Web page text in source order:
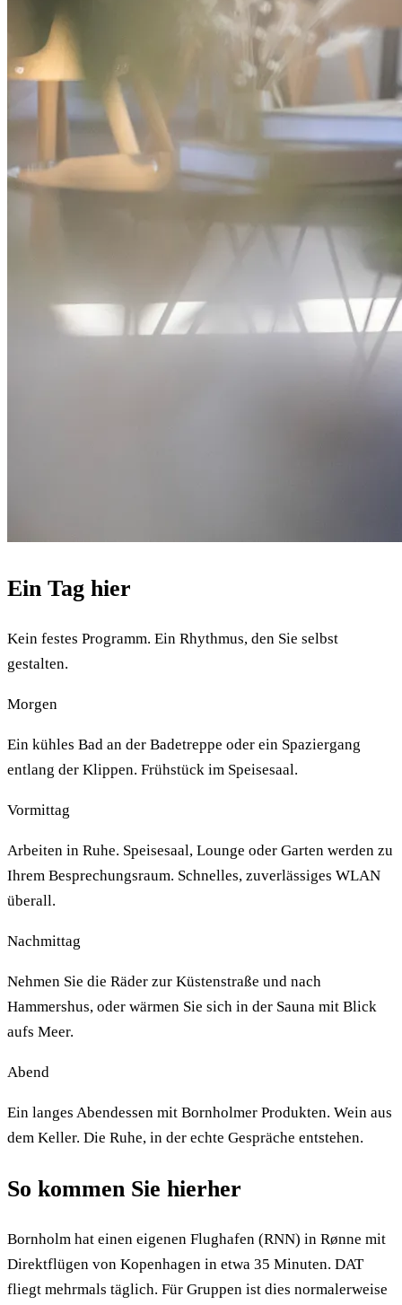
Ein Tag hier
Kein festes Programm. Ein Rhythmus, den Sie selbst
gestalten.
Morgen
Ein kühles Bad an der Badetreppe oder ein Spaziergang
entlang der Klippen. Frühstück im Speisesaal.
Vormittag
Arbeiten in Ruhe. Speisesaal, Lounge oder Garten werden zu
Ihrem Besprechungsraum. Schnelles, zuverlässiges WLAN
überall.
Nachmittag
Nehmen Sie die Räder zur Küstenstraße und nach
Hammershus, oder wärmen Sie sich in der Sauna mit Blick
aufs Meer.
Abend
Ein langes Abendessen mit Bornholmer Produkten. Wein aus
dem Keller. Die Ruhe, in der echte Gespräche entstehen.
So kommen Sie hierher
Bornholm hat einen eigenen Flughafen (RNN) in Rønne mit
Direktflügen von Kopenhagen in etwa 35 Minuten. DAT
fliegt mehrmals täglich. Für Gruppen ist dies normalerweise